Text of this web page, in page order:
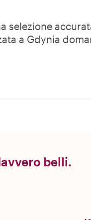
selezione
a Gdynia
belli.